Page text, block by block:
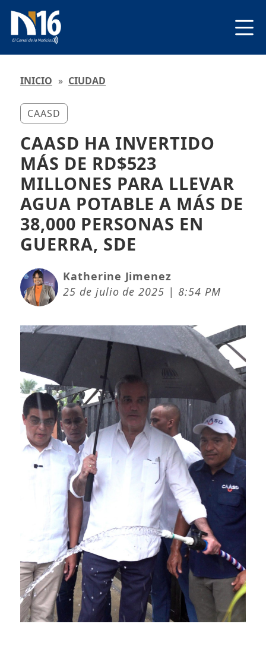
INICIO » CIUDAD
CAASD
CAASD HA INVERTIDO
MÁS DE RD$523
MILLONES PARA LLEVAR
AGUA POTABLE A MÁS DE
38,000 PERSONAS EN
GUERRA, SDE
Katherine Jimenez
25 de julio de 2025 | 8:54 PM